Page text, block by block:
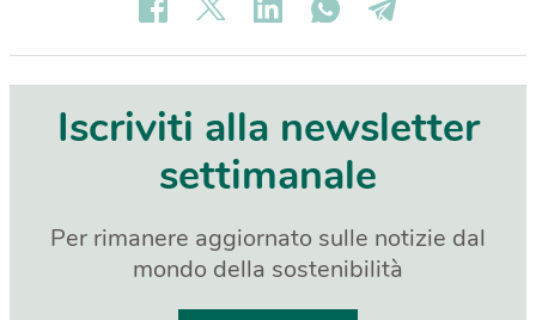
Iscriviti alla newsletter
settimanale
Per rimanere aggiornato sulle notizie dal
mondo della sostenibilità